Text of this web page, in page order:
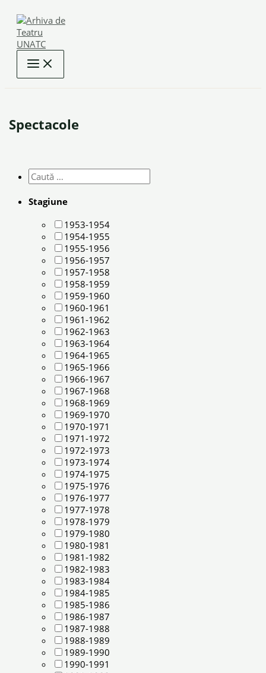
content
Spectacole
Stagiune
1953-1954
1954-1955
1955-1956
1956-1957
1957-1958
1958-1959
1959-1960
1960-1961
1961-1962
1962-1963
1963-1964
1964-1965
1965-1966
1966-1967
1967-1968
1968-1969
1969-1970
1970-1971
1971-1972
1972-1973
1973-1974
1974-1975
1975-1976
1976-1977
1977-1978
1978-1979
1979-1980
1980-1981
1981-1982
1982-1983
1983-1984
1984-1985
1985-1986
1986-1987
1987-1988
1988-1989
1989-1990
1990-1991